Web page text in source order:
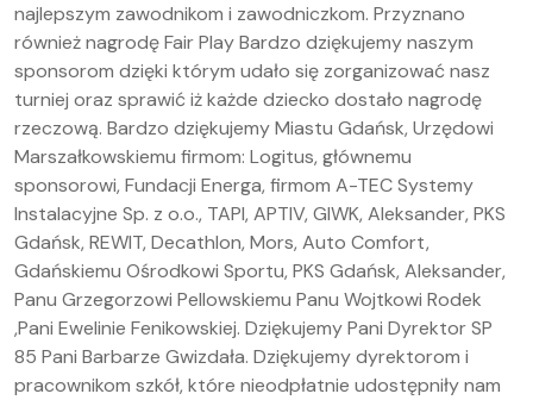
najlepszym zawodnikom i zawodniczkom. Przyznano
również nagrodę Fair Play Bardzo dziękujemy naszym
sponsorom dzięki którym udało się zorganizować nasz
turniej oraz sprawić iż każde dziecko dostało nagrodę
rzeczową. Bardzo dziękujemy Miastu Gdańsk, Urzędowi
Marszałkowskiemu firmom: Logitus, głównemu
sponsorowi, Fundacji Energa, firmom A-TEC Systemy
Instalacyjne Sp. z o.o., TAPI, APTIV, GIWK, Aleksander, PKS
Gdańsk, REWIT, Decathlon, Mors, Auto Comfort,
Gdańskiemu Ośrodkowi Sportu, PKS Gdańsk, Aleksander,
Panu Grzegorzowi Pellowskiemu Panu Wojtkowi Rodek
,Pani Ewelinie Fenikowskiej. Dziękujemy Pani Dyrektor SP
85 Pani Barbarze Gwizdała. Dziękujemy dyrektorom i
pracownikom szkół, które nieodpłatnie udostępniły nam